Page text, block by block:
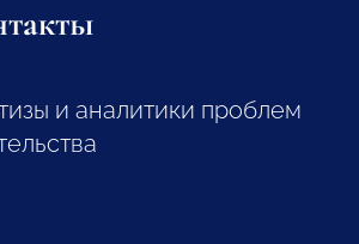
и аналитики проблем